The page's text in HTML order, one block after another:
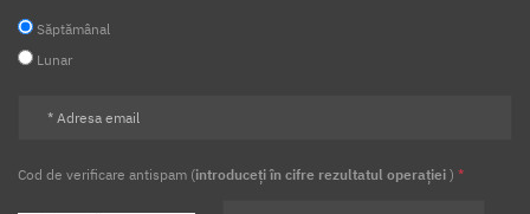
Săptămânal
Lunar
Cod de verificare antispam (introduceți în cifre rezultatul operației ) *